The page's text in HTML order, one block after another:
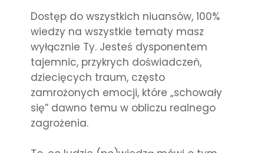
Dostęp do wszystkich niuansów, 100%
wiedzy na wszystkie tematy masz
wyłącznie Ty. Jesteś dysponentem
tajemnic, przykrych doświadczeń,
dziecięcych traum, często
zamrożonych emocji, które „schowały
się” dawno temu w obliczu realnego
zagrożenia.